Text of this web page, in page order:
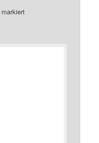
markiert